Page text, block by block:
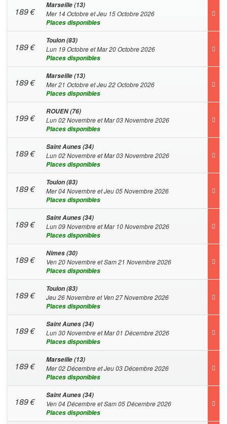
189€
Marseille (13)
Mer 14 Octobre et Jeu 15 Octobre 2026
Places disponibles
189€
Toulon (83)
Lun 19 Octobre et Mar 20 Octobre 2026
Places disponibles
189€
Marseille (13)
Mer 21 Octobre et Jeu 22 Octobre 2026
Places disponibles
199€
ROUEN (76)
Lun 02 Novembre et Mar 03 Novembre 2026
Places disponibles
189€
Saint Aunes (34)
Lun 02 Novembre et Mar 03 Novembre 2026
Places disponibles
189€
Toulon (83)
Mer 04 Novembre et Jeu 05 Novembre 2026
Places disponibles
189€
Saint Aunes (34)
Lun 09 Novembre et Mar 10 Novembre 2026
Places disponibles
189€
Nimes (30)
Ven 20 Novembre et Sam 21 Novembre 2026
Places disponibles
189€
Toulon (83)
Jeu 26 Novembre et Ven 27 Novembre 2026
Places disponibles
189€
Saint Aunes (34)
Lun 30 Novembre et Mar 01 Décembre 2026
Places disponibles
189€
Marseille (13)
Mer 02 Décembre et Jeu 03 Décembre 2026
Places disponibles
189€
Saint Aunes (34)
Ven 04 Décembre et Sam 05 Décembre 2026
Places disponibles